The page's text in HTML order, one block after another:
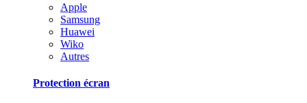
Apple
Samsung
Huawei
Wiko
Autres
Protection écran